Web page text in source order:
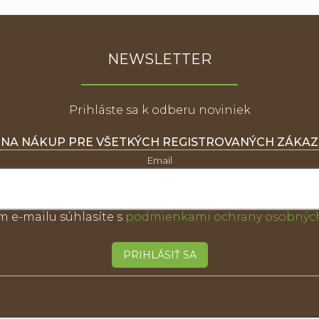
d
y
v
u
o
NEWSLETTER
Prihláste sa k odberu noviniek
NÁKUP PRE VŠETKÝCH REGISTROVANÝCH
Email
e-mailu súhlasíte s podmienkami ochrany
PRIHLÁSIŤ SA